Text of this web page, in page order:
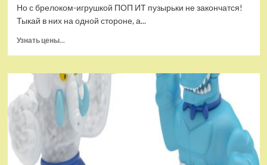
Но с брелоком-игрушкой ПОП ИТ пузырьки не закончатся!
Тыкай в них на одной стороне, а...
Узнать цены...
Брелок-
игрушка
POP
Квадрат
антистресс
(тактильная,
сенсорная)